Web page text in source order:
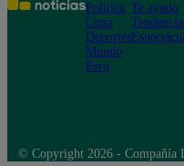
Política
Lima
Deportes
Mundo
Perú
Te ayudo
© Copyright 2026 - Compañía